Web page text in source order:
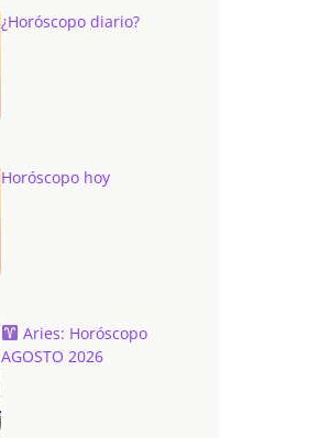
¿Horóscopo diario?
Horóscopo hoy
Aries: Horóscopo
AGOSTO 2026